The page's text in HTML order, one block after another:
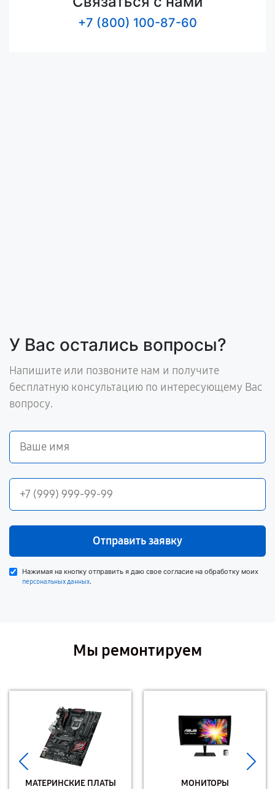
+7 (800) 100-87-60
У Вас остались вопросы?
Напишите или позвоните нам и получите
бесплатную консультацию по интересующему Вас
вопросу.
Отправить заявку
Нажимая на кнопку отправить я даю свое согласие на обработку моих
персональных данных.
Мы ремонтируем
МАТЕРИНСКИЕ ПЛАТЫ МОНИТОРЫ